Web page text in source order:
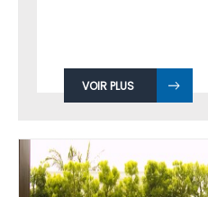
VOIR PLUS